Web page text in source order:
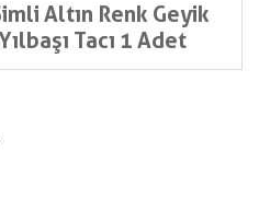
Altın Renk Geyik
Tacı 1 Adet